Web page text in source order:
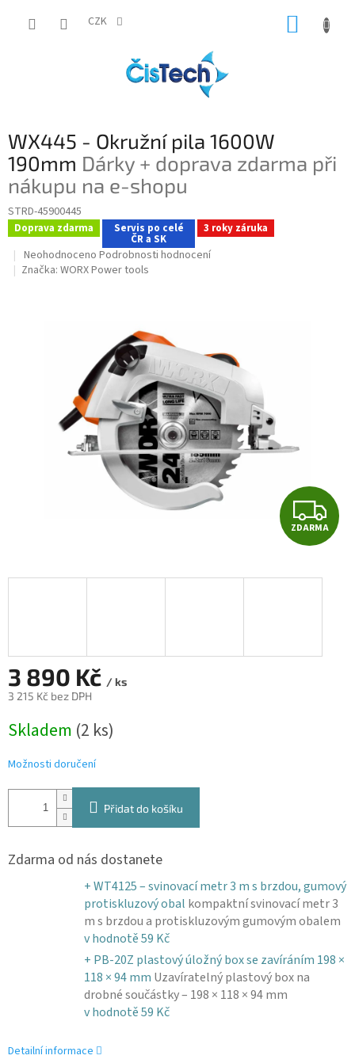
CZK
WX445 - Okružní pila 1600W
190mm Dárky + doprava zdarma při
nákupu na e-shopu
STRD-45900445
Doprava zdarma Servis po celé
ČR a SK
3 roky záruka
Průměrné
hodnocení
Neohodnoceno Podrobnosti hodnocení
Značka: WORX Power tools
Z
D
ZDARMA
3 890 Kč / ks
3 215 Kč bez DPH
cena:
Skladem (2 ks)
Možnosti doručení
Přidat do košíku
Zdarma od nás dostanete
+ WT4125 – svinovací metr 3 m s brzdou, gumový
protiskluzový obal kompaktní svinovací metr 3
m s brzdou a protiskluzovým gumovým obalem
v hodnotě 59 Kč
+ PB-20Z plastový úložný box se zavíráním 198 ×
118 × 94 mm Uzavíratelný plastový box na
drobné součástky – 198 × 118 × 94 mm
v hodnotě 59 Kč
Detailní informace